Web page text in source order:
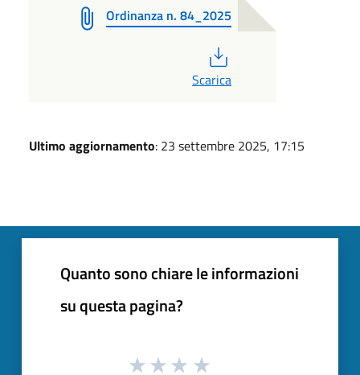
Ordinanza n. 84_2025
Scarica
Ultimo aggiornamento: 23 settembre 2025, 17:15
Quanto sono chiare le informazioni
su questa pagina?